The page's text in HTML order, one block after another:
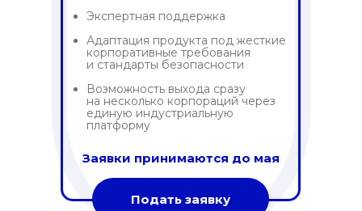
Экспертная поддержка
Адаптация продукта под жесткие
корпоративные требования
и стандарты безопасности
Возможность выхода сразу
на несколько корпораций через
единую индустриальную
платформу
Подать заявку
Заявки принимаются до мая